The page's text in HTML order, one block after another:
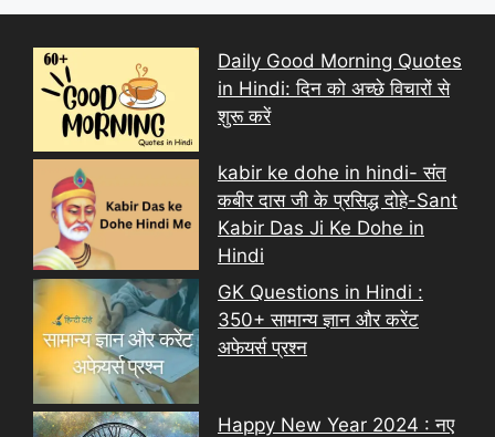
Daily Good Morning Quotes
in Hindi: दिन को अच्छे विचारों से
शुरू करें
kabir ke dohe in hindi- संत
कबीर दास जी के प्रसिद्ध दोहे-Sant
Kabir Das Ji Ke Dohe in
Hindi
GK Questions in Hindi :
350+ सामान्य ज्ञान और करेंट
अफेयर्स प्रश्न
Happy New Year 2024 : नए